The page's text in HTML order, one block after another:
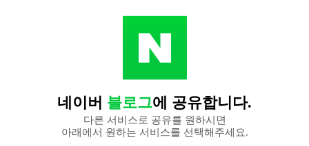
네이버 블로그에 공유합니다.
다른 서비스로 공유를 원하시면
아래에서 원하는 서비스를 선택해주세요.